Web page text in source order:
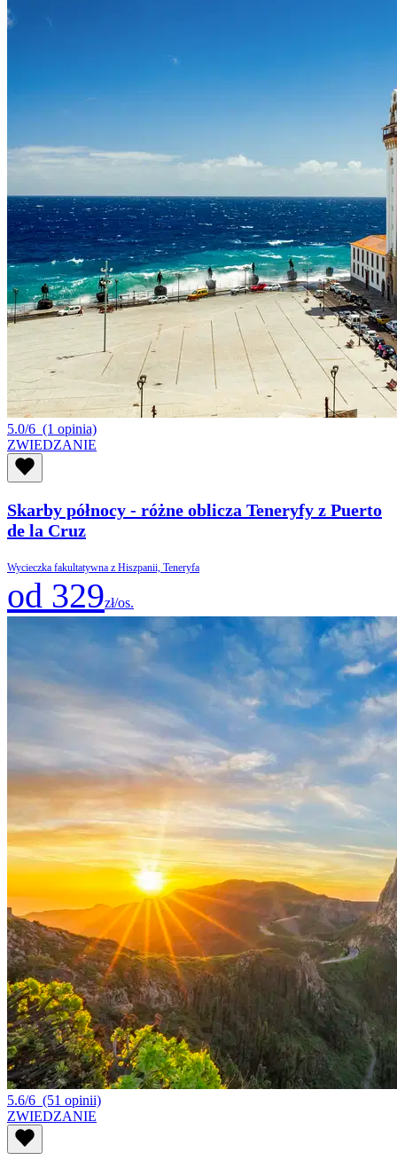
5.0/6 (1 opinia)
ZWIEDZANIE
Skarby północy - różne oblicza Teneryfy z Puerto
de la Cruz
Wycieczka fakultatywna z Hiszpanii, Teneryfa
od 329zł/os.
5.6/6 (51 opinii)
ZWIEDZANIE